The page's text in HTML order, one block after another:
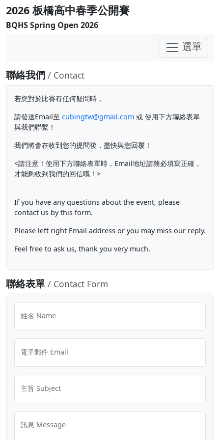
2026 板橋高中春季公開賽
BQHS Spring Open 2026
選單
聯絡我們 / Contact
若您對於比賽有任何疑問時，
請發送Email至 cubingtw@gmail.com 或 使用下方聯絡表單
與我們聯繫！
我們將會在收到您的提問後，盡快與您回覆！
<請注意！使用下方聯絡表單時，Email地址請務必填寫正確，
才能夠收到我們的回信哦！>
If you have any questions about the event, please
contact us by this form.
Please left right Email address or you may miss our reply.
Feel free to ask us, thank you very much.
聯絡表單 / Contact Form
姓名 Name
電子郵件 Email
主旨 Subject
訊息 Message